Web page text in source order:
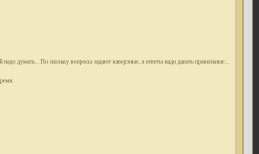
думать... По скольку вопросы задают каверзные, а ответы надо давать правильные...